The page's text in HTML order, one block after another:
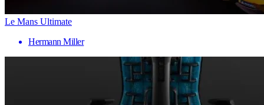
Le Mans Ultimate
Hermann Miller